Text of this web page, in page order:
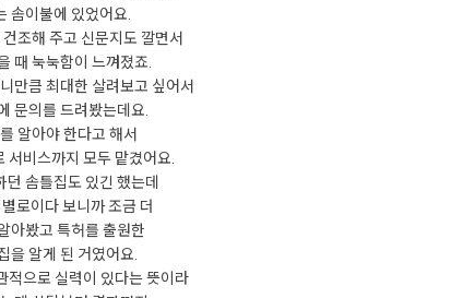
솜이불에 있었어요.
조해 주고 신문지도 깔면서
때 눅눅함이 느껴졌죠.
만큼 최대한 살려보고 싶어서
문의를 드려봤는데요.
알아야 한다고 해서
서비스까지 모두 맡겼어요.
솜틀집도 있긴 했는데
로이다 보니까 조금 더
아봤고 특허를 출원한
을 알게 된 거였어요.
적으로 실력이 있다는 뜻이라